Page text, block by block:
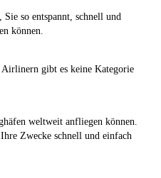
so entspannt, schnell und
können.
gibt es keine Kategorie
weltweit anfliegen können.
Zwecke schnell und einfach